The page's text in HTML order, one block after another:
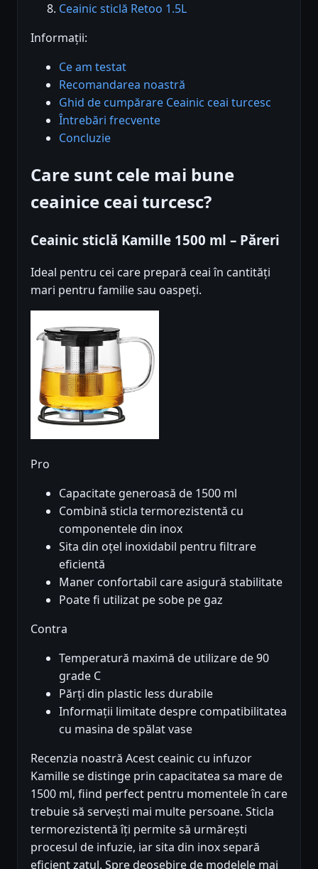
Ceainic sticlă Retoo 1.5L
Informații:
Ce am testat
Recomandarea noastră
Ghid de cumpărare Ceainic ceai turcesc
Întrebări frecvente
Concluzie
Care sunt cele mai bune
ceainice ceai turcesc?
Ceainic sticlă Kamille 1500 ml – Păreri
Ideal pentru cei care prepară ceai în cantități
mari pentru familie sau oaspeți.
Pro
Capacitate generoasă de 1500 ml
Combină sticla termorezistentă cu
componentele din inox
Sita din oțel inoxidabil pentru filtrare
eficientă
Maner confortabil care asigură stabilitate
Poate fi utilizat pe sobe pe gaz
Contra
Temperatură maximă de utilizare de 90
grade C
Părți din plastic less durabile
Informații limitate despre compatibilitatea
cu masina de spălat vase
Recenzia noastră Acest ceainic cu infuzor
Kamille se distinge prin capacitatea sa mare de
1500 ml, fiind perfect pentru momentele în care
trebuie să servești mai multe persoane. Sticla
termorezistentă îți permite să urmărești
procesul de infuzie, iar sita din inox separă
eficient zatul. Spre deosebire de modelele mai